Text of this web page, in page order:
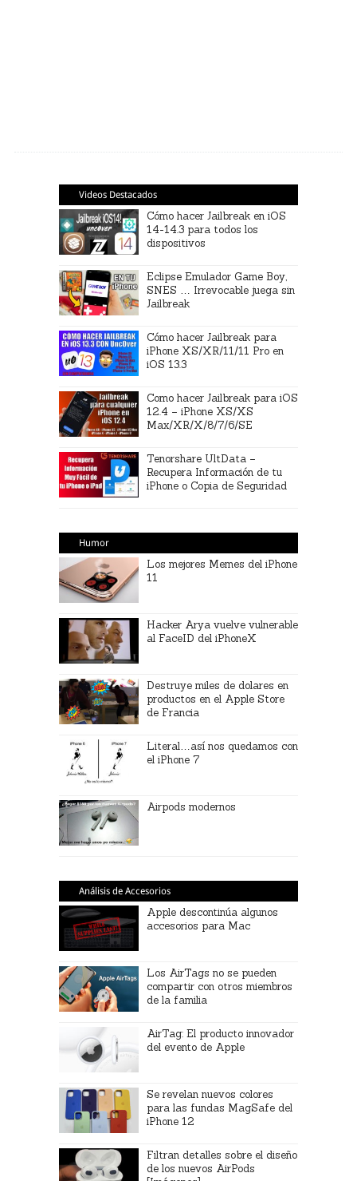
Videos Destacados
Cómo hacer Jailbreak en iOS
14-14.3 para todos los
dispositivos
Eclipse Emulador Game Boy,
SNES … Irrevocable juega sin
Jailbreak
Cómo hacer Jailbreak para
iPhone XS/XR/11/11 Pro en
iOS 13.3
Como hacer Jailbreak para iOS
12.4 – iPhone XS/XS
Max/XR/X/8/7/6/SE
Tenorshare UltData –
Recupera Información de tu
iPhone o Copia de Seguridad
Humor
Los mejores Memes del iPhone
11
Hacker Arya vuelve vulnerable
al FaceID del iPhoneX
Destruye miles de dolares en
productos en el Apple Store
de Francia
Literal…así nos quedamos con
el iPhone 7
Airpods modernos
Análisis de Accesorios
Apple descontinúa algunos
accesorios para Mac
Los AirTags no se pueden
compartir con otros miembros
de la familia
AirTag: El producto innovador
del evento de Apple
Se revelan nuevos colores
para las fundas MagSafe del
iPhone 12
Filtran detalles sobre el diseño
de los nuevos AirPods